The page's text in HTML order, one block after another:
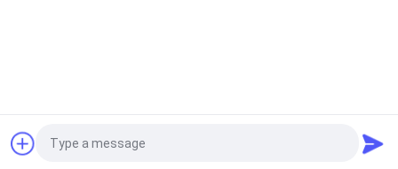
Fordern Sie ein Angebot